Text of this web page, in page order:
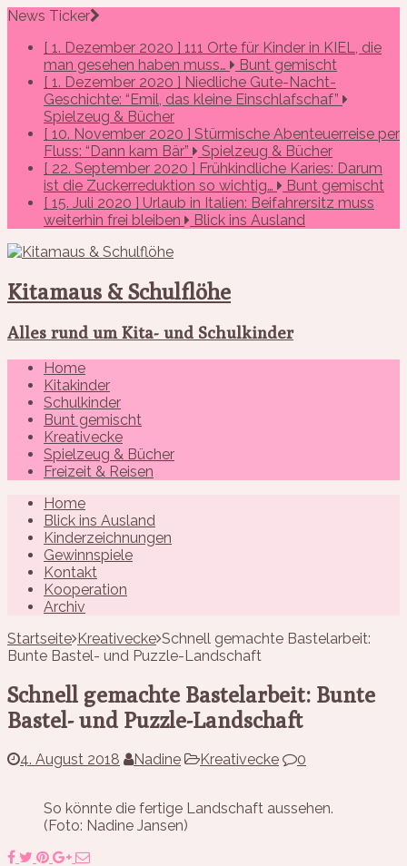
News Ticker
[ 1. Dezember 2020 ] 111 Orte für Kinder in KIEL, die
man gesehen haben muss…
Bunt gemischt
[ 1. Dezember 2020 ] Niedliche Gute-Nacht-
Geschichte: “Emil, das kleine Einschlafschaf”
Spielzeug & Bücher
[ 10. November 2020 ] Stürmische Abenteuerreise per
Fluss: “Dann kam Bär”
Spielzeug & Bücher
[ 22. September 2020 ] Frühkindliche Karies: Darum
ist die Zuckerreduktion so wichtig…
Bunt gemischt
[ 15. Juli 2020 ] Urlaub in Italien: Beifahrersitz muss
weiterhin frei bleiben
Blick ins Ausland
Kitamaus & Schulflöhe
Alles rund um Kita- und Schulkinder
Home
Kitakinder
Schulkinder
Bunt gemischt
Kreativecke
Spielzeug & Bücher
Freizeit & Reisen
Home
Blick ins Ausland
Kinderzeichnungen
Gewinnspiele
Kontakt
Kooperation
Archiv
Startseite Kreativecke Schnell gemachte Bastelarbeit:
Bunte Bastel- und Puzzle-Landschaft
Schnell gemachte Bastelarbeit: Bunte
Bastel- und Puzzle-Landschaft
4. August 2018 Nadine Kreativecke 0
So könnte die fertige Landschaft aussehen.
(Foto: Nadine Jansen)